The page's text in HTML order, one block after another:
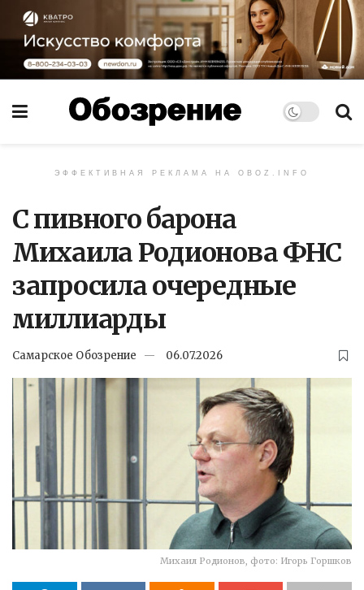
ЭФФЕКТИВНАЯ РЕКЛАМА НА OBOZ.INFO
С пивного барона
Михаила Родионова ФНС
запросила очередные
миллиарды
Самарское Обозрение 06.07.2026
Михаил Родионов, фото: Игорь Горшков